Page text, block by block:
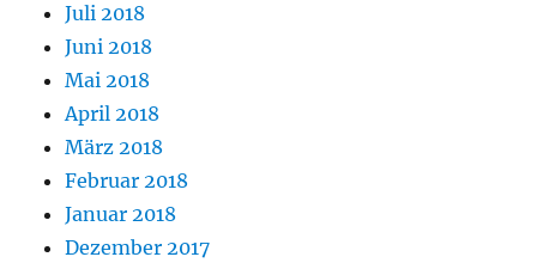
Juli 2018
Juni 2018
Mai 2018
April 2018
März 2018
Februar 2018
Januar 2018
Dezember 2017